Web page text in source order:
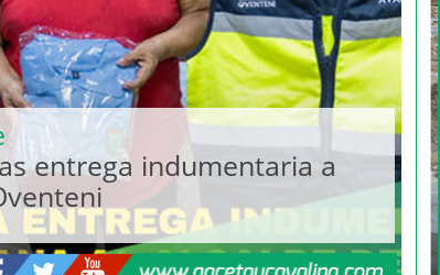
entrega indumentaria a